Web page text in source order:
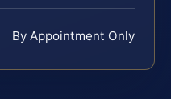
By Appointment Only